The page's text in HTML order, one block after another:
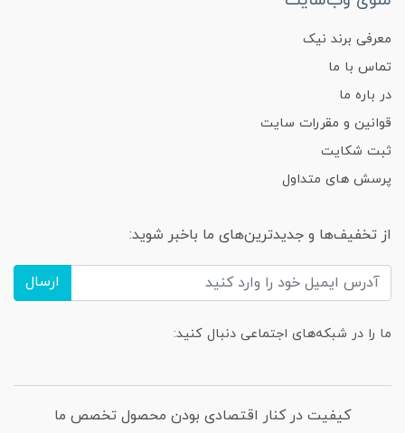
معرفی برند نیک
تماس با ما
در باره ما
قوانین و مقررات سایت
ثبت شکایت
پرسش های متداول
از تخفیف‌ها و جدیدترین‌های ما باخبر شوید:
ارسال
ما را در شبکه‌های اجتماعی دنبال کنید:
کیفیت در کنار اقتصادی بودن محصول تخصص ما